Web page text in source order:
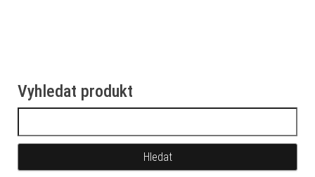
Vyhledat produkt